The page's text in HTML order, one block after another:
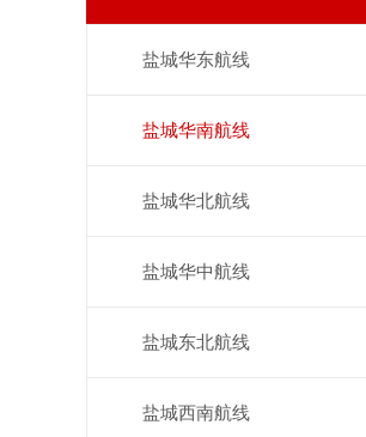
盐城华东航线
盐城华南航线
盐城华北航线
盐城华中航线
盐城东北航线
盐城西南航线